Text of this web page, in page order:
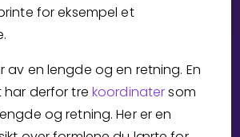
Inviter en venn
for eksempel et
av en lengde og en retning. En
har derfor tre koordinatersom
og retning. Her er en